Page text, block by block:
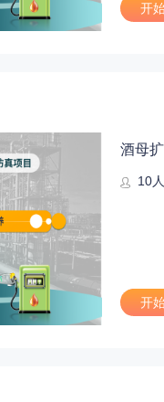
开
酒母
10
开